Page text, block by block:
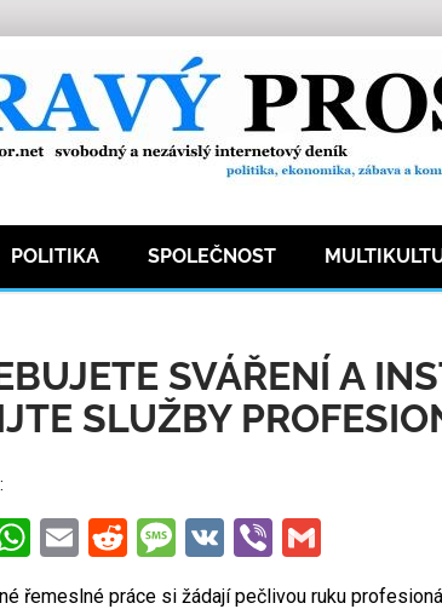
POLITIKA SPOLEČNOST
SVÁŘENÍ A
SLUŽBY
WhatsApp
EmailRedditMessage
VKViberGmail
řemeslné práce si žádají pečlivou ruku